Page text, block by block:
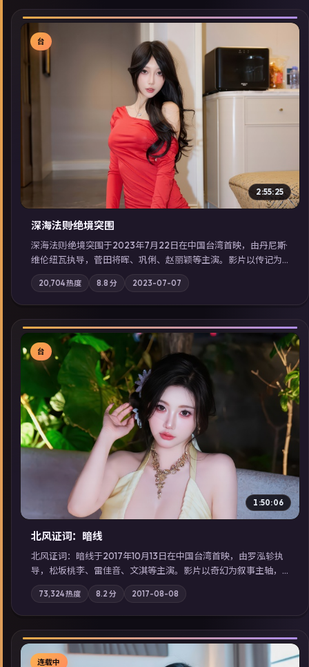
▶
台
2:55:25
深海法则·绝境突围
深海法则·绝境突围于2023年7月22日在中国台湾首映，由丹尼斯·
维伦纽瓦执导，菅田将晖、巩俐、赵丽颖等主演。影片以传记为
叙事主轴，两代人的执念在暴风雨夜正面相撞；摄影与配乐强化
地域气质；站内亦可通过「国产免费观看高清电视剧在线看」延
展检索同类型高分佳作，畅享高清在线追剧体验。
20,704热度 8.8 分 2023-07-07
▶
台
1:50:06
北风证词：暗线
北风证词：暗线于2017年10月13日在中国台湾首映，由罗泓轸执
导，松坂桃李、雷佳音、文淇等主演。影片以奇幻为叙事主轴，
旧案重提，真相与谎言在同一条时间线上交锋；摄影与配乐强化
地域气质；站内亦可通过「国产免费观看高清电视剧在线看」延
展检索同类型高分佳作，畅享高清在线追剧体验。
73,324热度 8.2 分 2017-08-08
连载中